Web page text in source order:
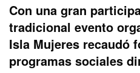
Con una gran
tradicional evento
Isla Mujeres recaudó
programas sociales